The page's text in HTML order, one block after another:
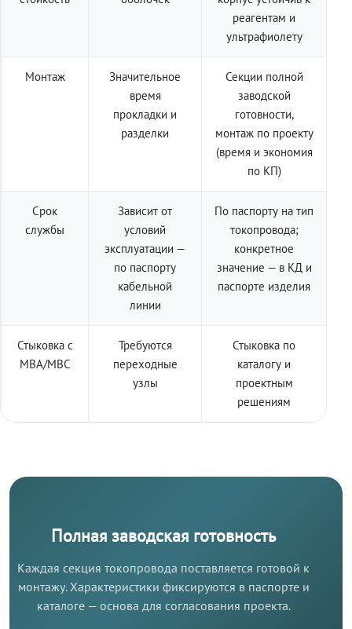
реагентам и
ультрафиолету
Монтаж
Значительное
время
прокладки и
разделки
Секции полной
заводской
готовности,
монтаж по проекту
(время и экономия
по КП)
Срок
службы
Зависит от
условий
эксплуатации —
по паспорту
кабельной
линии
По паспорту на тип
токопровода;
конкретное
значение — в КД и
паспорте изделия
Стыковка с
МВА/МВС
Требуются
переходные
узлы
Стыковка по
каталогу и
проектным
решениям
Полная заводская готовность
Каждая секция токопровода поставляется готовой к
монтажу. Характеристики фиксируются в паспорте и
каталоге — основа для согласования проекта.